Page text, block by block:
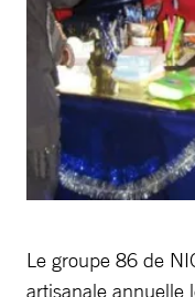
Le groupe 86 de
artisanale annuelle